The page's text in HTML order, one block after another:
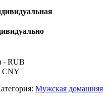
- RUB
CNY
Мужская домашняя